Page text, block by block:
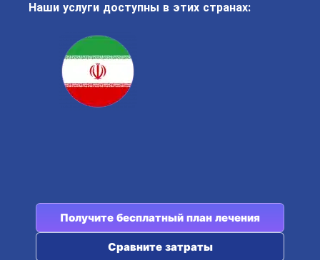
Наши услуги доступны в этих странах:
Получите бесплатный план лечения
Сравните затраты